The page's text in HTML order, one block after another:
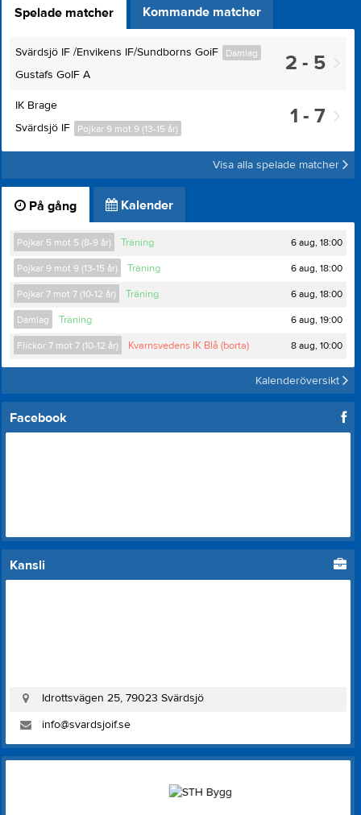
Spelade matcher Kommande matcher
2 - 5
Damlag
Svärdsjö IF /Envikens IF/Sundborns GoiF
Gustafs GoIF A
1 - 7
IK Brage
Pojkar 9 mot 9 (13-15 år)
Svärdsjö IF
Visa alla spelade matcher
På gång Kalender
Pojkar 5 mot 5 (8-9 år) Träning 6 aug, 18:00
Pojkar 9 mot 9 (13-15 år) Träning 6 aug, 18:00
Pojkar 7 mot 7 (10-12 år) Träning 6 aug, 18:00
Damlag Träning 6 aug, 19:00
Flickor 7 mot 7 (10-12 år) Kvarnsvedens IK Blå (borta) 8 aug, 10:00
Kalenderöversikt
Facebook
Kansli
Idrottsvägen 25, 79023 Svärdsjö
info@svardsjoif.se